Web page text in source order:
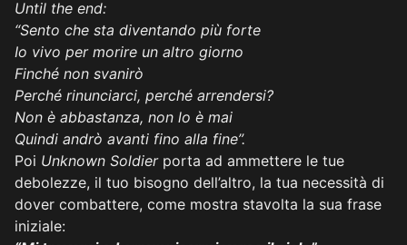
Until the end:
“Sento che sta diventando più forte
Io vivo per morire un altro giorno
Finché non svanirò
Perché rinunciarci, perché arrendersi?
Non è abbastanza, non lo è mai
Quindi andrò avanti fino alla fine”.
Poi Unknown Soldier porta ad ammettere le tue
debolezze, il tuo bisogno dell’altro, la tua necessità di
dover combattere, come mostra stavolta la sua frase
iniziale: